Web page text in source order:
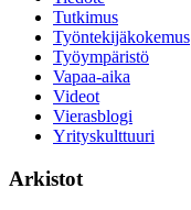
Tutkimus
Työntekijäkokemus
Työympäristö
Vapaa-aika
Videot
Vierasblogi
Yrityskulttuuri
Arkistot